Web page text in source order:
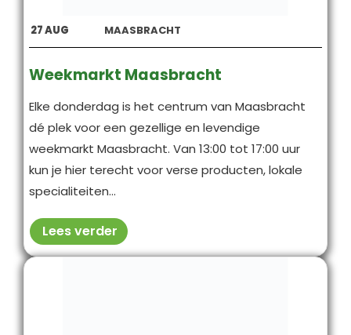
27AUG MAASBRACHT
Weekmarkt Maasbracht
Elke donderdag is het centrum van Maasbracht
dé plek voor een gezellige en levendige
weekmarkt Maasbracht. Van 13:00 tot 17:00 uur
kun je hier terecht voor verse producten, lokale
specialiteiten...
Lees verder